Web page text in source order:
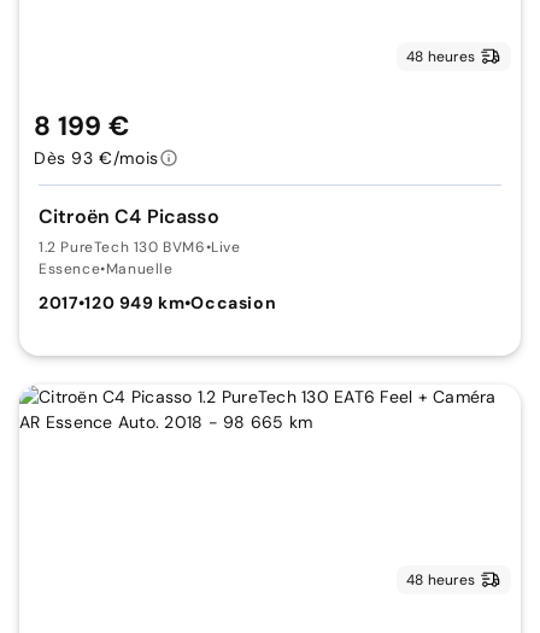
48 heures
Citroën C4 Picasso
1.2 PureTech 130 BVM6•Live
Essence•Manuelle
2017•120 949 km•Occasion
8 199 €
Dès 93 €/mois
48 heures